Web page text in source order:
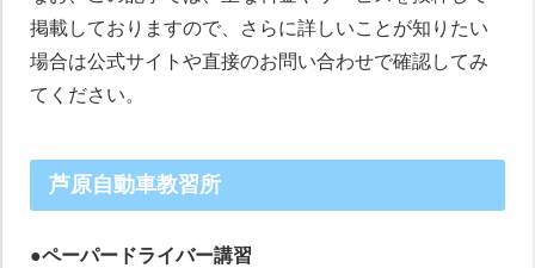
掲載しておりますので、さらに詳しいことが知りたい
場合は公式サイトや直接のお問い合わせで確認してみ
てください。
芦原自動車教習所
●ペーパードライバー講習